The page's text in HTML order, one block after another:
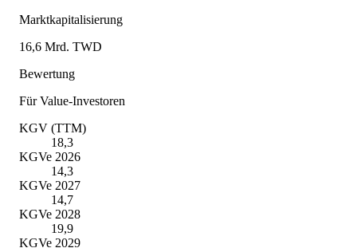
Marktkapitalisierung
16,6 Mrd. TWD
Bewertung
Für Value-Investoren
KGV (TTM)
18,3
KGVe 2026
14,3
KGVe 2027
14,7
KGVe 2028
19,9
KGVe 2029